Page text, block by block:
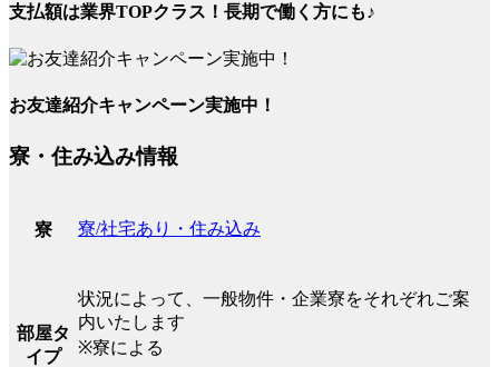
支払額は業界TOPクラス！長期で働く方にも♪
お友達紹介キャンペーン実施中！
寮・住み込み情報
寮 寮/社宅あり・住み込み
部屋タ
イプ
状況によって、一般物件・企業寮をそれぞれご案
内いたします
※寮による